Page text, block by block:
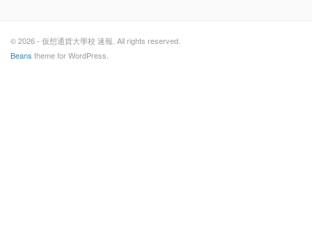
© 2026 - 仮想通貨大學校 速報. All rights reserved.
Beans theme for WordPress.